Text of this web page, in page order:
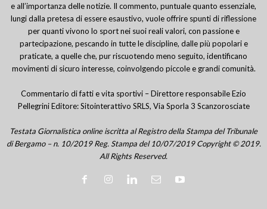
e all’importanza delle notizie. Il commento, puntuale quanto essenziale,
lungi dalla pretesa di essere esaustivo, vuole offrire spunti di riflessione
per quanti vivono lo sport nei suoi reali valori, con passione e
partecipazione, pescando in tutte le discipline, dalle più popolari e
praticate, a quelle che, pur riscuotendo meno seguito, identificano
movimenti di sicuro interesse, coinvolgendo piccole e grandi comunità.
Commentario di fatti e vita sportivi – Direttore responsabile Ezio
Pellegrini Editore: Sitointerattivo SRLS, Via Sporla 3 Scanzorosciate
Testata Giornalistica online iscritta al Registro della Stampa del Tribunale
di Bergamo – n. 10/2019 Reg. Stampa del 10/07/2019 Copyright © 2019.
All Rights Reserved.